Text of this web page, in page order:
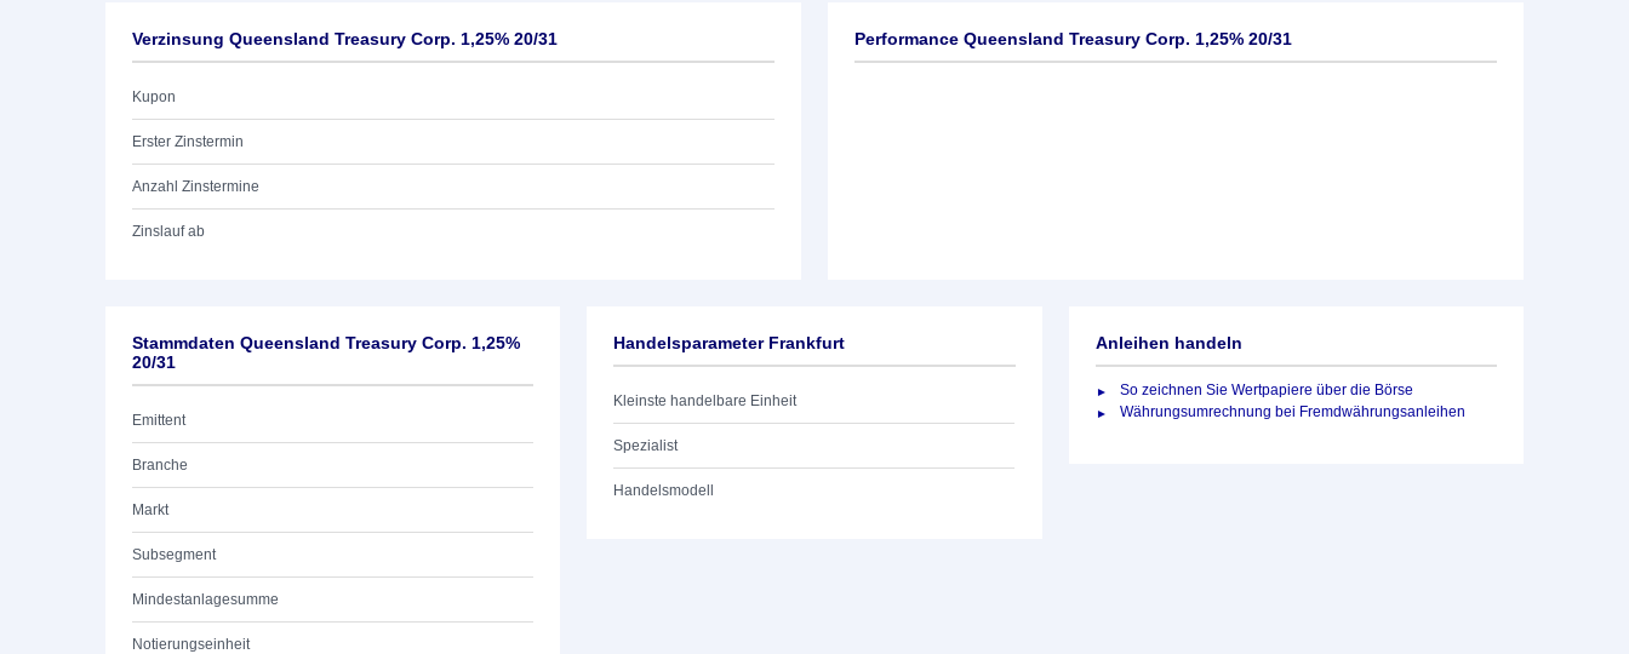
Verzinsung Queensland Treasury Corp. 1,25% 20/31
Kupon
Erster Zinstermin
Anzahl Zinstermine
Zinslauf ab
Performance Queensland Treasury Corp. 1,25% 20/31
Stammdaten Queensland Treasury Corp. 1,25%
20/31
Emittent
Branche
Markt
Subsegment
Mindestanlagesumme
Notierungseinheit
Handelsparameter Frankfurt
Kleinste handelbare Einheit
Spezialist
Handelsmodell
Anleihen handeln
So zeichnen Sie Wertpapiere über die Börse
Währungsumrechnung bei Fremdwährungsanleihen